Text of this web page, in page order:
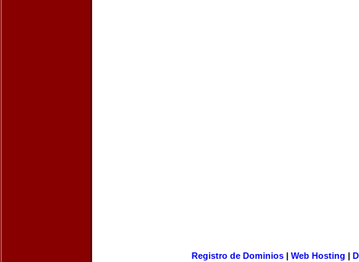
Registro de Dominios| Web Hosting |